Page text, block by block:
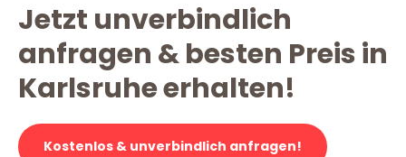
Jetzt unverbindlich
anfragen & besten Preis in
Karlsruhe erhalten!
Kostenlos & unverbindlich anfragen!